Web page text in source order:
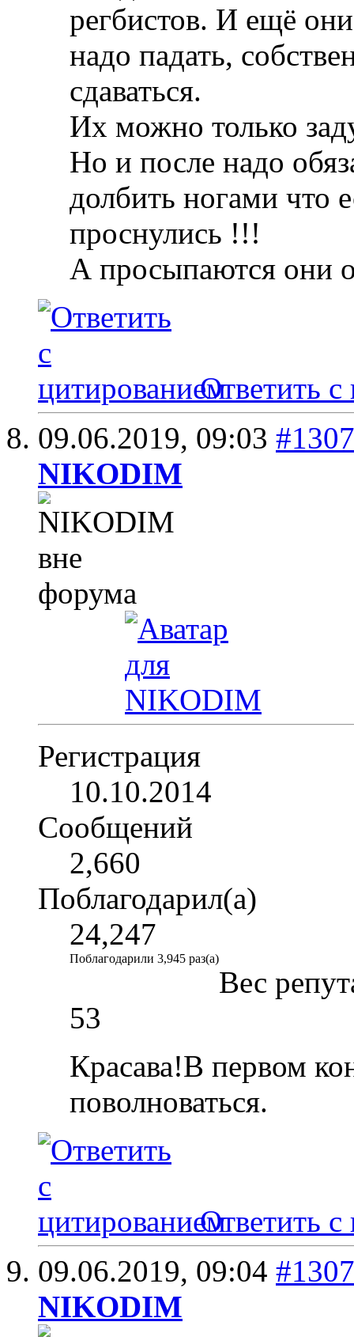
регбистов. И ещё
надо падать,
сдаваться.
Их можно только
Но и после надо
долбить ногами что
проснулись !!!
А просыпаются они
Ответить с
09.06.2019, 09:03
NIKODIM
Регистрация
10.10.2014
Сообщений
2,660
Поблагодарил(а)
24,247
Поблагодарили 3,945 раз(а)
Вес
53
Красава!В первом
поволноваться.
Ответить с
09.06.2019, 09:04
NIKODIM